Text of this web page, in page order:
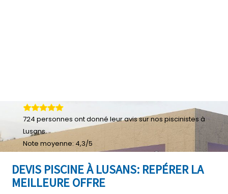
DEVIS PISCINE À LUSANS: REPÉRER LA
MEILLEURE OFFRE
724 personnes ont donné leuravis sur nos piscinistes à
Lusans
Note moyenne: 4,3/5